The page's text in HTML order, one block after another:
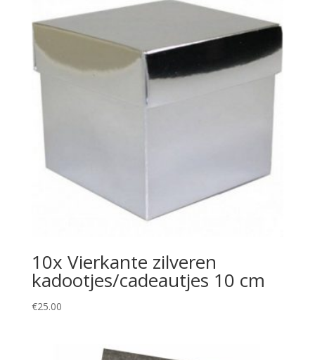
10x Vierkante zilveren
kadootjes/cadeautjes 10 cm
€25.00